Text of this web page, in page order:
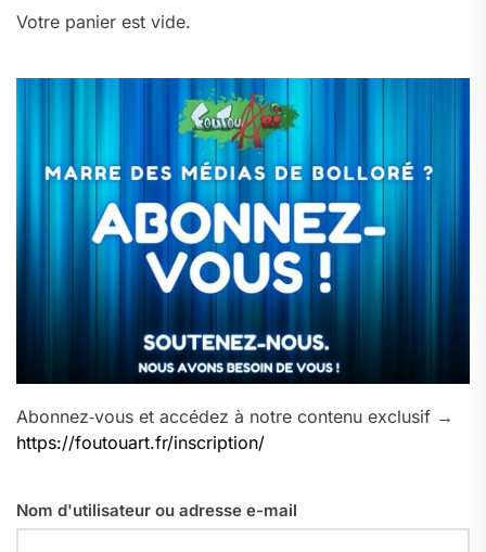
Votre panier est vide.
Abonnez‑vous et accédez à notre contenu exclusif →
https://foutouart.fr/inscription/
Nom d'utilisateur ou adresse e-mail